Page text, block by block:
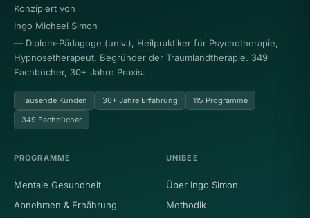
Konzipiert von
Ingo Michael Simon
— Diplom-Pädagoge (univ.), Heilpraktiker für Psychotherapie,
Hypnosetherapeut, Begründer der Traumlandtherapie. 349
Fachbücher, 30+ Jahre Praxis.
Tausende Kunden 30+ Jahre Erfahrung
115 Programme
349 Fachbücher
PROGRAMME
Mentale Gesundheit
Abnehmen & Ernährung
UNIBEE
Über Ingo Simon
Methodik